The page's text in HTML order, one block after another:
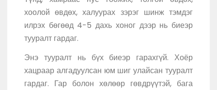
хоолой өвдөх, халуурах зэрэг шинж тэмдэг
илрэх бөгөөд 4-5 дахь хоног дээр нь биеэр
тууралт гардаг.
Энэ тууралт нь бүх биеэр гарахгүй. Хоёр
хацраар алгадуулсан юм шиг улайсан тууралт
гардаг. Гар болон хөлөөр гөвдрүүтэй, бага